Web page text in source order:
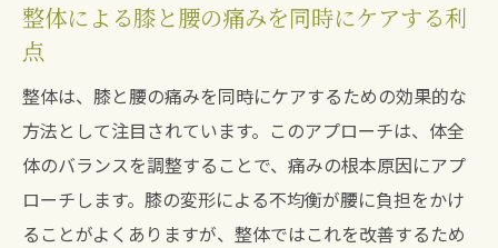
整体による膝と腰の痛みを同時にケアする利
点
整体は、膝と腰の痛みを同時にケアするための効果的な
方法として注目されています。このアプローチは、体全
体のバランスを調整することで、痛みの根本原因にアプ
ローチします。膝の変形による不均衡が腰に負担をかけ
ることがよくありますが、整体ではこれを改善するため